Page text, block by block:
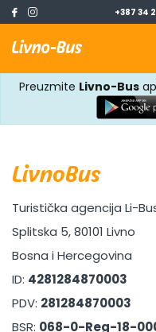
+387 34
Preuzmite Livno-Bus
LivnoBus
Turistička agencija Li-
Splitska 5, 80101 Livno
Bosna i Hercegovina
ID: 4281284870003
PDV: 281284870003
BSR: 068-0-Reg-18-